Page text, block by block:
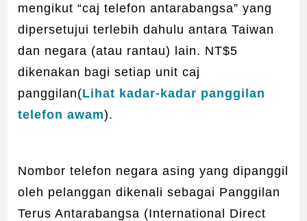
mengikut “caj telefon antarabangsa” yang
dipersetujui terlebih dahulu antara Taiwan
dan negara (atau rantau) lain. NT$5
dikenakan bagi setiap unit caj
panggilan(Lihat kadar-kadar panggilan
telefon awam).
Nombor telefon negara asing yang dipanggil
oleh pelanggan dikenali sebagai Panggilan
Terus Antarabangsa (International Direct